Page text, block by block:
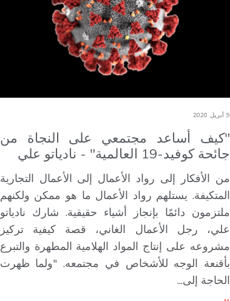
9 أبريل 2020
"كيف أساعد مجتمعي على النجاة من
جائحة كوفيد-19 العالمية" - نادياتو علي
من الأفكار إلى رواد الأعمال إلى الأعمال التجارية
المتكيفة. يستلهم رواد الأعمال ما هو ممكن ولكنهم
ملتزمون دائمًا بإنجاز أشياء حقيقية. شارك نادياتو
علي، رجل الأعمال الغاني، قصة كيفية تركيز
مشروعه على إنتاج المواد الهلامية المطهرة والتبرع
بأقنعة الوجه للأشخاص في مجتمعه. "ولما ظهرت
الحاجة إلى...